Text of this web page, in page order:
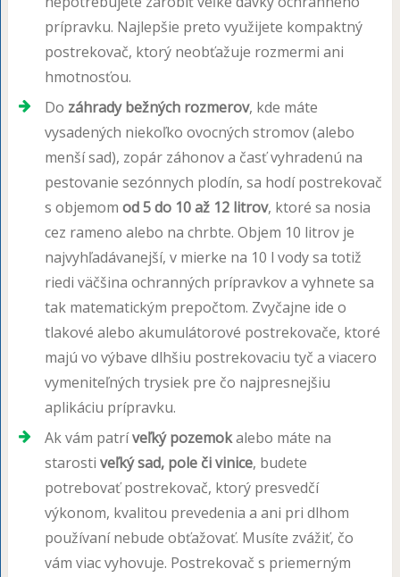
prípravku. Najlepšie preto využijete kompaktný
postrekovač, ktorý neobťažuje rozmermi ani
hmotnosťou.
Do záhrady bežných rozmerov, kde máte
vysadených niekoľko ovocných stromov (alebo
menší sad), zopár záhonov a časť vyhradenú na
pestovanie sezónnych plodín, sa hodí postrekovač
s objemom od 5 do 10 až 12 litrov, ktoré sa nosia
cez rameno alebo na chrbte. Objem 10 litrov je
najvyhľadávanejší, v mierke na 10 l vody sa totiž
riedi väčšina ochranných prípravkov a vyhnete sa
tak matematickým prepočtom. Zvyčajne ide o
tlakové alebo akumulátorové postrekovače, ktoré
majú vo výbave dlhšiu postrekovaciu tyč a viacero
vymeniteľných trysiek pre čo najpresnejšiu
aplikáciu prípravku.
Ak vám patríveľký pozemokalebo máte na
starosti veľký sad, pole či vinice, budete
potrebovať postrekovač, ktorý presvedčí
výkonom, kvalitou prevedenia a ani pri dlhom
používaní nebude obťažovať. Musíte zvážiť, čo
vám viac vyhovuje. Postrekovač s priemerným